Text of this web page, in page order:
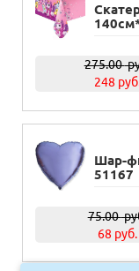
275.00
248
Шар-
51167
75.00
68 руб.